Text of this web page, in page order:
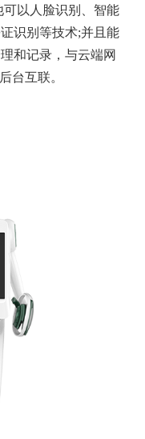
可以人脸识别、智能
识别等技术;并且能
和记录，与云端网
台互联。